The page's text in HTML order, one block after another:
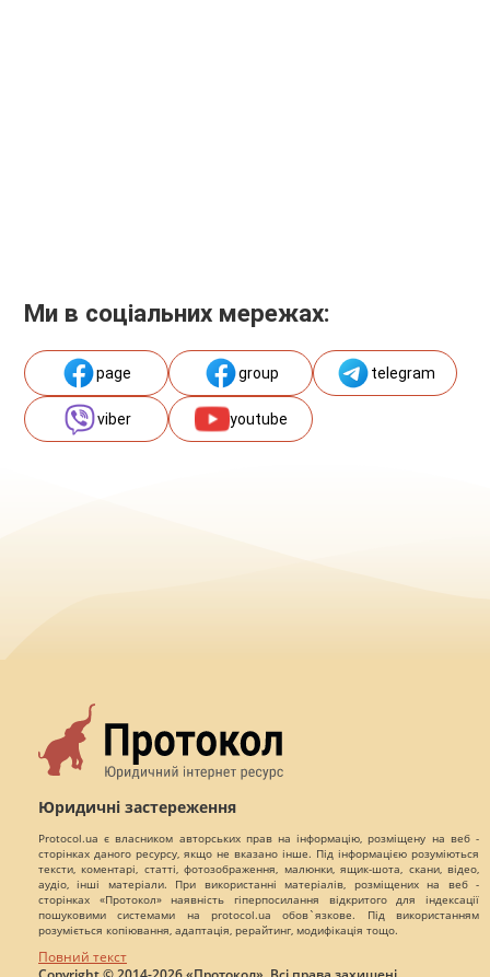
Ми в соціальних мережах:
page group telegram
viber youtube
Юридичні застереження
Protocol.ua є власником авторських прав на інформацію, розміщену на веб -
сторінках даного ресурсу, якщо не вказано інше. Під інформацією розуміються
тексти, коментарі, статті, фотозображення, малюнки, ящик-шота, скани, відео,
аудіо, інші матеріали. При використанні матеріалів, розміщених на веб -
сторінках «Протокол» наявність гіперпосилання відкритого для індексації
пошуковими системами на protocol.ua обов`язкове. Під використанням
розуміється копіювання, адаптація, рерайтинг, модифікація тощо.
Повний текст